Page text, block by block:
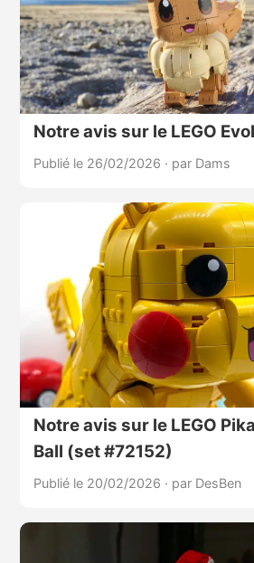
Notre avis sur le LEGO
Publié le 26/02/2026 · par Dams
Notre avis sur le LEGO
Ball (set #72152)
Publié le 20/02/2026 · par DesBen